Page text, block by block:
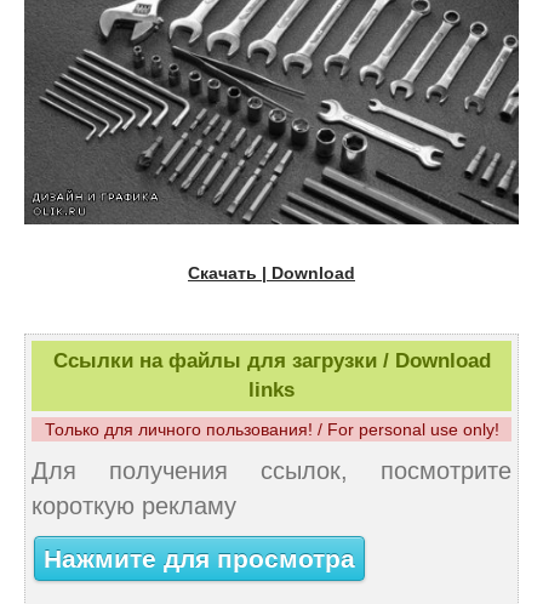
Скачать | Download
Ссылки на файлы для загрузки / Download
links
Только для личного пользования! / For personal use only!
Для получения ссылок, посмотрите
короткую рекламу
Нажмите для просмотра